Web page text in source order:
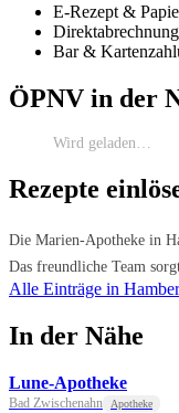
E-Rezept &
Bar &
ÖPNV in der
Wird geladen…
Rezepte
Die Marien-Apotheke in
Das freundliche Team
Alle Einträge in
In der Nähe
Lune-Apotheke
Bad Zwischenahn Apotheke